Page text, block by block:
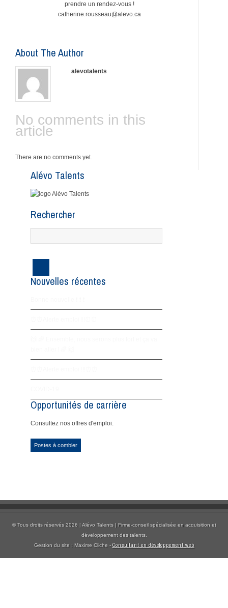
prendre un rendez-vous !
catherine.rousseau@alevo.ca
About The Author
alevotalents
No comments in this
article
There are no comments yet.
Alévo Talents
Rechercher
Nouvelles récentes
Opportunités de carrière
Consultez nos offres d'emploi.
Postes à combler
© Tous droits réservés 2026 | Alévo Talents | Firme-conseil spécialisée en acquisition et
développement des talents.
Gestion du site : Maxime Cliche -Consultant en développement web